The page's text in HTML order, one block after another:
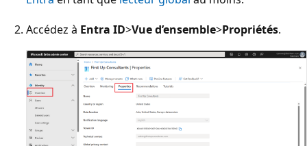
Accédez à Entra ID>Vue d’ensemble>Propriétés.